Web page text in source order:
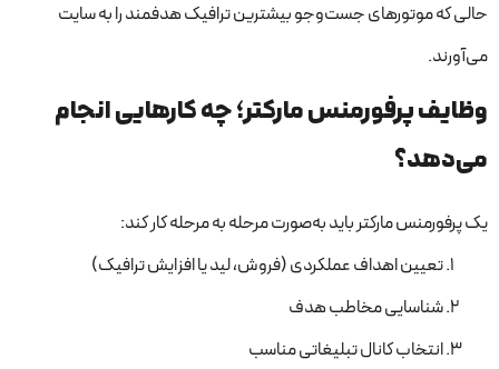
حالی که موتورهای جست‌وجو بیشترین ترافیک هدفمند را به سایت
می‌آورند.
وظایف پرفورمنس مارکتر؛ چه کارهایی انجام
می‌دهد؟
یک پرفورمنس مارکتر باید به‌صورت مرحله به مرحله کار کند:
تعیین اهداف عملکردی (فروش، لید یا افزایش ترافیک)
شناسایی مخاطب هدف
انتخاب کانال تبلیغاتی مناسب